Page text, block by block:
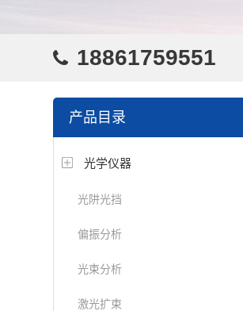
18861759551
产品目录
光学仪器
光阱光挡
偏振分析
光束分析
激光扩束